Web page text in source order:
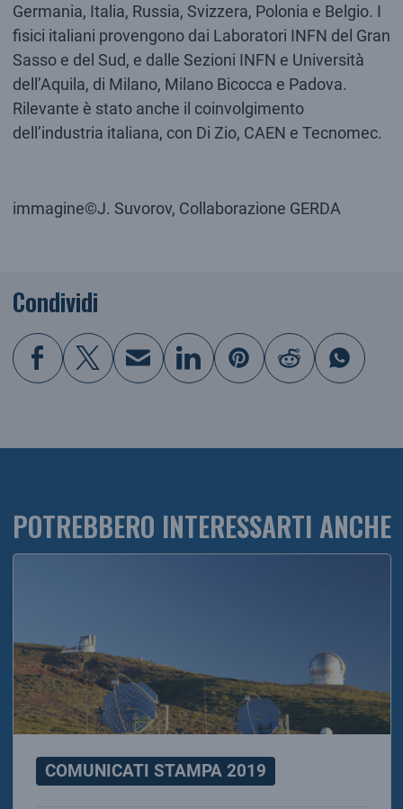
Germania, Italia, Russia, Svizzera, Polonia e Belgio. I
fisici italiani provengono dai Laboratori INFN del Gran
Sasso e del Sud, e dalle Sezioni INFN e Università
dell’Aquila, di Milano, Milano Bicocca e Padova.
Rilevante è stato anche il coinvolgimento
dell’industria italiana, con Di Zio, CAEN e Tecnomec.
immagine©J. Suvorov, Collaborazione GERDA
Condividi
POTREBBERO INTERESSARTI ANCHE
COMUNICATI STAMPA 2019